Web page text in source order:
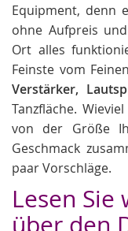
Equipment, denn
ohne Aufpreis
Ort alles
Feinste vom
Verstärker,
Tanzfläche.
von der Größe
Geschmack
paar Vorschläge.
Lesen Sie
über den